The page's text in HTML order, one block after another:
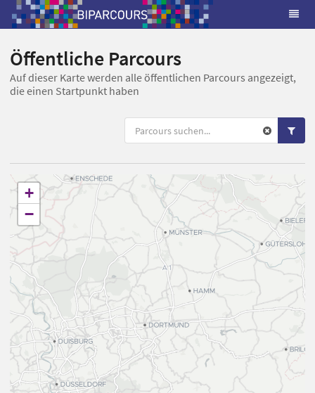
Öffentliche Parcours
Auf dieser Karte werden alle öffentlichen Parcours angezeigt,
die einen Startpunkt haben
+
−